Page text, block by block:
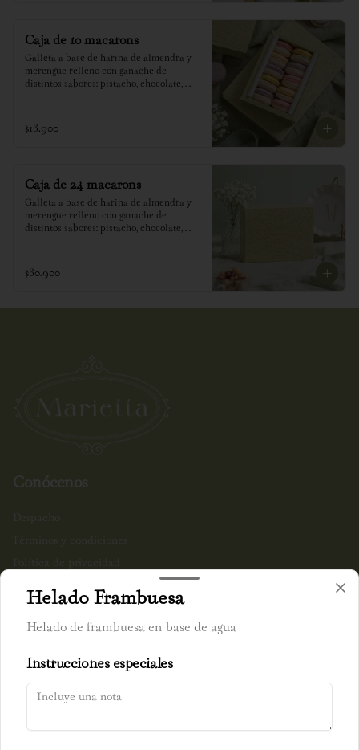
Caja de 10 macarons
Galleta a base de harina de almendra y
merengue relleno con ganache de
distintos sabores: pistacho, chocolate,
$13.900
Caja de 24 macarons
Galleta a base de harina de almendra y
merengue relleno con ganache de
distintos sabores: pistacho, chocolate,
$30.900
Conócenos
Redes sociales
Instagram
Iniciar sesión
Helado Frambuesa
Helado de frambuesa en base de agua
Instrucciones especiales